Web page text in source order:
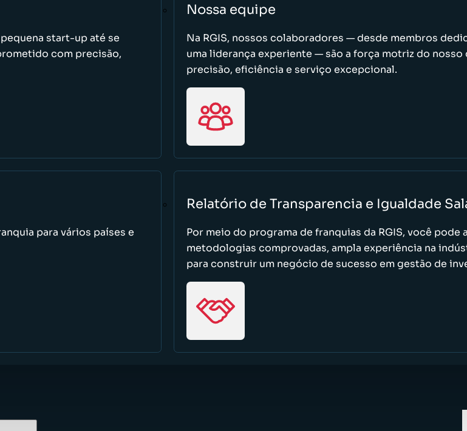
start-up até se
com precisão,
Nossa equipe
Na RGIS, nossos colaboradores — desde membros
uma liderança experiente — são a força motriz do
precisão, eficiência e serviço excepcional.
para vários países e
Relatório de Transparencia e Igualdade
Por meio do programa de franquias da RGIS, você pode
metodologias comprovadas, ampla experiência na
para construir um negócio de sucesso em gestão de